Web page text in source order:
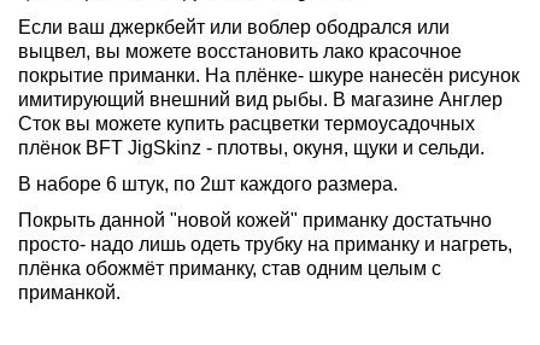
Если ваш джеркбейт или воблер ободрался или
выцвел, вы можете восстановить лако красочное
покрытие приманки. На плёнке- шкуре нанесён рисунок
имитирующий внешний вид рыбы. В магазине Англер
Сток вы можете купить расцветки термоусадочных
плёнок BFT JigSkinz - плотвы, окуня, щуки и сельди.
В наборе 6 штук, по 2шт каждого размера.
Покрыть данной "новой кожей" приманку достатьчно
просто- надо лишь одеть трубку на приманку и нагреть,
плёнка обожмёт приманку, став одним целым с
приманкой.